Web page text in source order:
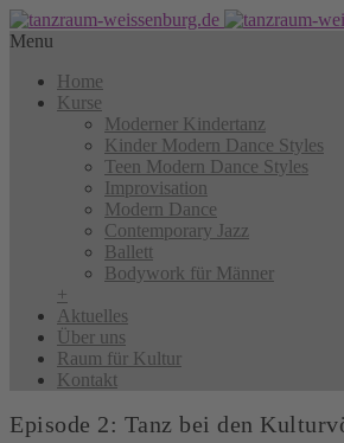
Menu
Home
Kurse
Moderner Kindertanz
Kinder Modern Dance Styles
Teen Modern Dance Styles
Improvisation
Modern Dance
Contemporary Jazz
Ballett
Bodywork für Männer
+
Aktuelles
Über uns
Raum für Kultur
Kontakt
Episode 2: Tanz bei den